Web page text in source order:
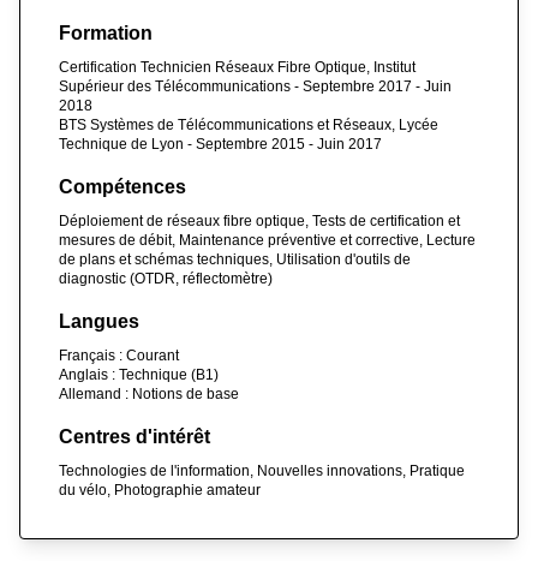
Formation
Certification Technicien Réseaux Fibre Optique, Institut
Supérieur des Télécommunications - Septembre 2017 - Juin
2018
BTS Systèmes de Télécommunications et Réseaux, Lycée
Technique de Lyon - Septembre 2015 - Juin 2017
Compétences
Déploiement de réseaux fibre optique, Tests de certification et
mesures de débit, Maintenance préventive et corrective, Lecture
de plans et schémas techniques, Utilisation d'outils de
diagnostic (OTDR, réflectomètre)
Langues
Français : Courant
Anglais : Technique (B1)
Allemand : Notions de base
Centres d'intérêt
Technologies de l'information, Nouvelles innovations, Pratique
du vélo, Photographie amateur